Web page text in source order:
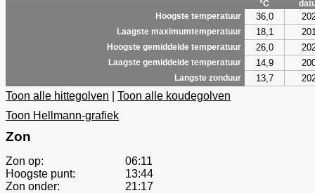
°C
Hoogste temperatuur
36,0
Laagste maximumtemperatuur 18,1
Hoogste gemiddelde temperatuur 26,0
Laagste gemiddelde temperatuur 14,9
Langste zonduur 13,7
Toon alle hittegolven
Toon alle koudegolven
Toon Hellmann-grafiek
Zon
Zon op:
06:11
Hoogste punt:
13:44
Zon onder:
21:17